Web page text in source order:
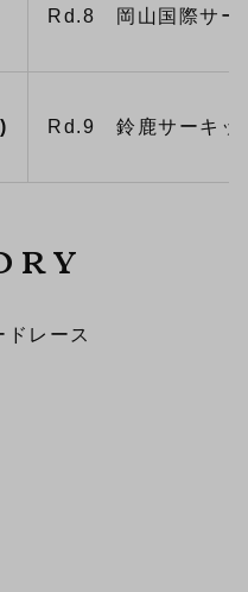
Rd.8 岡山国際サー
Rd.9 鈴鹿サーキッ
レース